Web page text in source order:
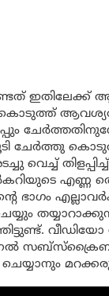
ഇതിലേക്ക്
ചേർത്തു
വെച്ച്
എണ്ണ
ഭാഗം
വീഡിയോ